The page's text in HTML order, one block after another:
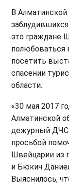
В
это граждане
полюбоваться
посетить
спасении
области.
«30 мая 2017
Алматинской
дежурный ДЧС
просьбой
Швейцарии из
и Бюкич
Выяснилось,